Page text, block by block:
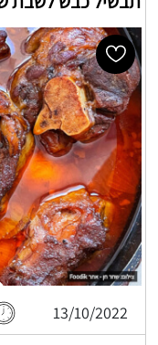
13/10/2022